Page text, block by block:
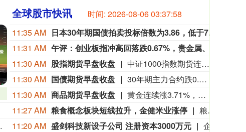
全球股市快讯 时间: 2026-08-06 03:38:00
11:35 AM
日本30年期国债拍卖投标倍数为3.86，低于7月上一期拍卖的4.55。
11:31 AM
11:30 AM 股指期货早盘收盘
中证1000指数期货连续涨0.06%， 沪深300指数期货连续跌0.45%， 中证500指数期货连续跌0.36%， 上证50指数期货连续跌0.38%。
11:30 AM 国债期货早盘收盘
30年期主力合约跌0.13%， 10年期主力合约跌0.04%， 5年期主力合约跌0.01%， 2年期主力合约基本持平。
11:30 AM 商品期货早盘收盘
黄金连续涨3.71%，白银连续涨3.15%，甲醇连续跌3.10%，丙烯连续跌2.97%，铁矿石连续涨2.14%。
11:27 AM 粮食概念板块短线拉升，金健米业涨停
粮食概念板块短线拉升，金健米业涨停，神农种业、秋乐种业、京粮控股、新赛股份、敦煌种业等纷纷走高。
11:20 AM 盛剑科技新设子公司 注册资本3000万元